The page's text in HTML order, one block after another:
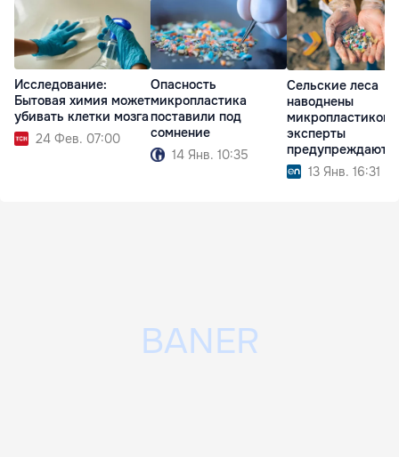
Исследование:
Бытовая химия может
убивать клетки мозга
24 Фев. 07:00
Опасность
микропластика
поставили под
сомнение
14 Янв. 10:35
Сельские леса
наводнены
микропластиком:
эксперты
предупреждают о
рисках для
13 Янв. 16:31